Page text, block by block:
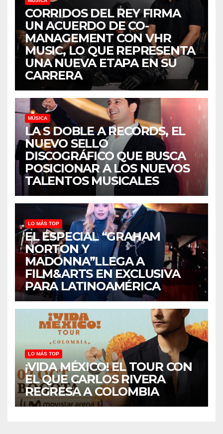
CORRIDOS DEL REY FIRMA
UN ACUERDO DE CO-
MANAGEMENT CON VHR
MUSIC, LO QUE REPRESENTA
UNA NUEVA ETAPA EN SU
CARRERA
MÚSICA
LA S DOBLE A RECORDS, EL
NUEVO SELLO
DISCOGRÁFICO QUE BUSCA
POSICIONAR A LOS NUEVOS
TALENTOS MUSICALES
LO MÁS TOP
EL ESPECIAL “GRAHAM
NORTON Y
MADONNA”LLEGA A
FILM&ARTS EN EXCLUSIVA
PARA LATINOAMÉRICA
LO MÁS TOP
¡VIDA MÉXICO! EL TOUR CON
EL QUE CARLOS RIVERA
REGRESA A COLOMBIA